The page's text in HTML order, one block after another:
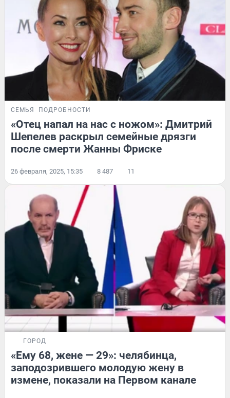
СЕМЬЯ ПОДРОБНОСТИ
«Отец напал на нас с ножом»: Дмитрий
Шепелев раскрыл семейные дрязги
после смерти Жанны Фриске
26 февраля, 2025, 15:35 8 487 11
ГОРОД
«Ему 68, жене — 29»: челябинца,
заподозрившего молодую жену в
измене, показали на Первом канале